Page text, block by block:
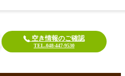
空き情報のご確認
TEL.048-447-9530